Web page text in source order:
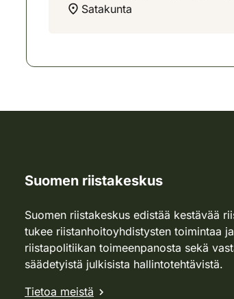
Satakunta
Suomen riistakeskus
Suomen riistakeskus edistää kestävää
tukee riistanhoitoyhdistysten toimintaa
riistapolitiikan toimeenpanosta sekä
säädetyistä julkisista hallintotehtävistä.
Tietoa meistä